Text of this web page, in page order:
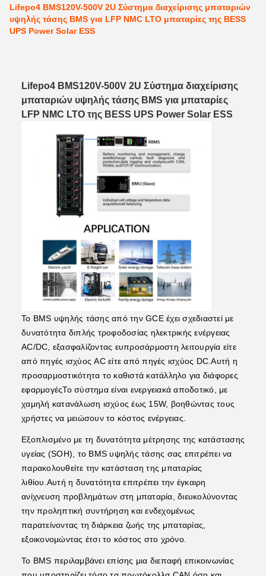
Lifepo4 BMS120V-500V 2U Σύστημα διαχείρισης μπαταριών
υψηλής τάσης BMS για LFP NMC LTO μπαταρίες της BESS
UPS Power Solar ESS
Lifepo4 BMS120V-500V 2U Σύστημα διαχείρισης
μπαταριών υψηλής τάσης BMS για μπαταρίες
LFP NMC LTO της BESS UPS Power Solar ESS
Το BMS υψηλής τάσης από την GCE έχει σχεδιαστεί με
δυνατότητα διπλής τροφοδοσίας ηλεκτρικής ενέργειας
AC/DC, εξασφαλίζοντας ευπροσάρμοστη λειτουργία είτε
από πηγές ισχύος AC είτε από πηγές ισχύος DC.Αυτή η
προσαρμοστικότητα το καθιστά κατάλληλο για διάφορες
εφαρμογέςΤο σύστημα είναι ενεργειακά αποδοτικό, με
χαμηλή κατανάλωση ισχύος έως 15W, βοηθώντας τους
χρήστες να μειώσουν το κόστος ενέργειας.
Εξοπλισμένο με τη δυνατότητα μέτρησης της κατάστασης
υγείας (SOH), το BMS υψηλής τάσης σας επιτρέπει να
παρακολουθείτε την κατάσταση της μπαταρίας
λιθίου.Αυτή η δυνατότητα επιτρέπει την έγκαιρη
ανίχνευση προβλημάτων στη μπαταρία, διευκολύνοντας
την προληπτική συντήρηση και ενδεχομένως
παρατείνοντας τη διάρκεια ζωής της μπαταρίας,
εξοικονομώντας έτσι το κόστος στο χρόνο.
Το BMS περιλαμβάνει επίσης μια διεπαφή επικοινωνίας